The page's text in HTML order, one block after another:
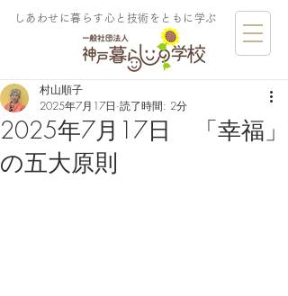
しあわせに暮らす​心と技術をともに学ぶ
2025年7月17日 「幸福」
の五大原則
村山順子
2025年7月17日 読了時間: 2分